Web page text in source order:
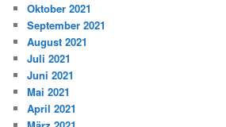
Oktober 2021
September 2021
August 2021
Juli 2021
Juni 2021
Mai 2021
April 2021